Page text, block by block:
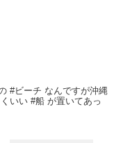
#ビーチ なんですが沖縄
いい #船 が置いてあっ